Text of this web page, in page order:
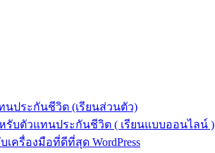
ประกันชีวิต (เรียนส่วนตัว)
บตัวแทนประกันชีวิต ( เรียนแบบออนไลน์ )
เครื่องมือที่ดีที่สุด WordPress